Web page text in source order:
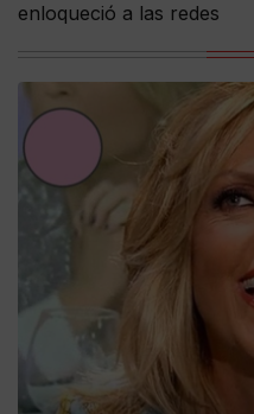
enloqueció a las redes